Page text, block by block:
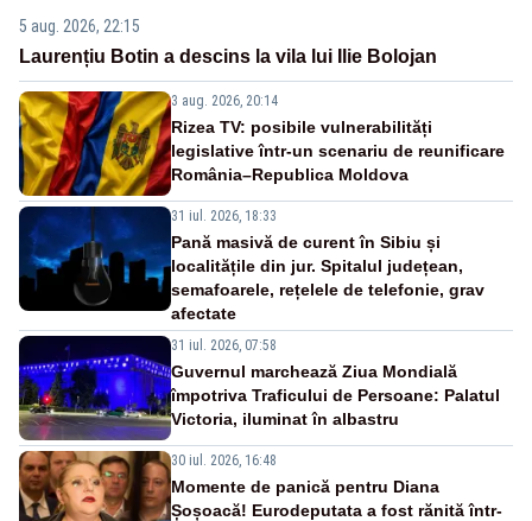
5 aug. 2026, 22:15
Laurențiu Botin a descins la vila lui Ilie Bolojan
3 aug. 2026, 20:14
Rizea TV: posibile vulnerabilități
legislative într-un scenariu de reunificare
România–Republica Moldova
31 iul. 2026, 18:33
Pană masivă de curent în Sibiu și
localitățile din jur. Spitalul județean,
semafoarele, rețelele de telefonie, grav
afectate
31 iul. 2026, 07:58
Guvernul marchează Ziua Mondială
împotriva Traficului de Persoane: Palatul
Victoria, iluminat în albastru
30 iul. 2026, 16:48
Momente de panică pentru Diana
Șoșoacă! Eurodeputata a fost rănită într-